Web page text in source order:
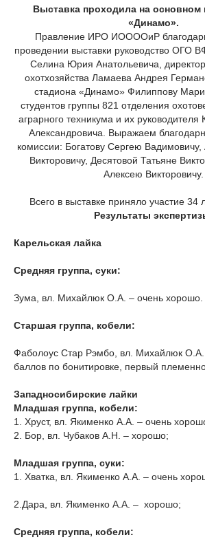
Выставка проходила на основном
«Динамо».
Правление ИРО ИООООиР
проведении выставки руководство ОГО
Селина Юрия Анатольевича,
охотхозяйства Ламаева Андрея
стадиона «Динамо» Филиппову
студентов группы 821 отделения
аграрного техникума и их руководителя
Александровича. Выражаем
комиссии: Богатову Сергею Вадимовичу,
Викторовичу, Десятовой Татьяне
Алексею Викторовичу.
Всего в выставке приняло участие 34
Результаты
Карельская лайка
Средняя группа, суки:
Зума, вл. Михайлюк О.А. – очень хорошо.
Старшая группа, кобели:
Фаболоус Стар Рэмбо, вл. Михайлюк О.А.
баллов по бонитировке, первый
Западносибирские лайки
Младшая группа, кобели:
1. Хруст, вл. Якименко А.А. – очень
2. Бор, вл. Чубаков А.Н. – хорошо;
Младшая группа, суки:
1. Хватка, вл. Якименко А.А. – очень
2.Дара, вл. Якименко А.А. – хорошо;
Средняя группа, кобели: